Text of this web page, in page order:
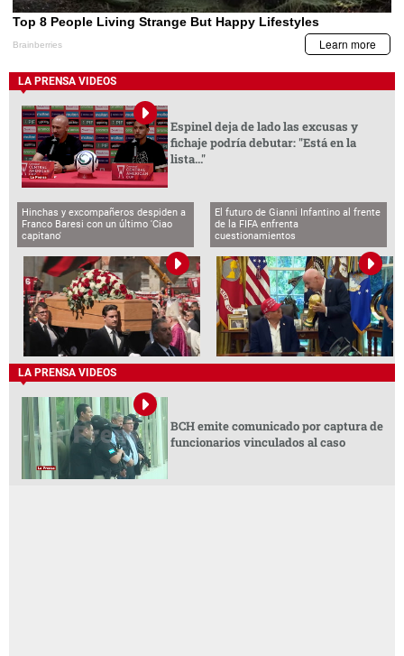
LA PRENSA VIDEOS
Espinel deja de lado las excusas y
fichaje podría debutar: "Está en la
lista..."
Hinchas y excompañeros despiden a
Franco Baresi con un último 'Ciao
capitano'
El futuro de Gianni Infantino al frente
de la FIFA enfrenta
cuestionamientos
LA PRENSA VIDEOS
BCH emite comunicado por captura de
funcionarios vinculados al caso